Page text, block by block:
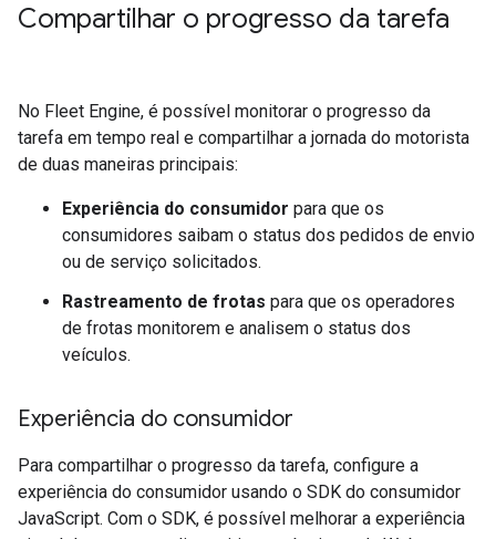
Compartilhar o progresso da tarefa
No Fleet Engine, é possível monitorar o progresso da
tarefa em tempo real e compartilhar a jornada do motorista
de duas maneiras principais:
Experiência do consumidor para que os
consumidores saibam o status dos pedidos de envio
ou de serviço solicitados.
Rastreamento de frotas para que os operadores
de frotas monitorem e analisem o status dos
veículos.
Experiência do consumidor
Para compartilhar o progresso da tarefa, configure a
experiência do consumidor usando o SDK do consumidor
JavaScript. Com o SDK, é possível melhorar a experiência